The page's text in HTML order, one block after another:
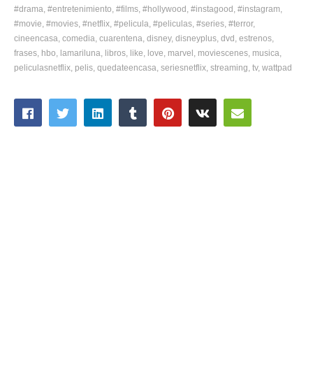
#drama #entretenimiento #films #hollywood #instagood #instagram
#movie #movies #netflix #pelicula #peliculas #series #terror
cineencasa comedia cuarentena disney disneyplus dvd estrenos
frases hbo lamariluna libros like love marvel moviescenes musica
peliculasnetflix pelis quedateencasa seriesnetflix streaming tv wattpad